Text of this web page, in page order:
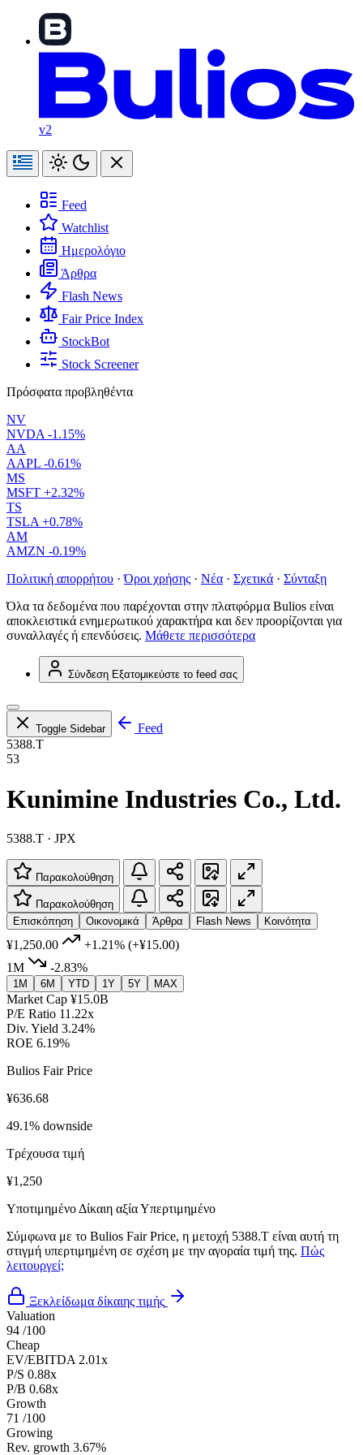
v2
Feed
Watchlist
Ημερολόγιο
Άρθρα
Flash News
Fair Price Index
StockBot
Stock Screener
Πρόσφατα προβληθέντα
NV
NVDA -1.15%
AA
AAPL -0.61%
MS
MSFT +2.32%
TS
TSLA +0.78%
AM
AMZN -0.19%
Πολιτική απορρήτου · Όροι χρήσης · Νέα · Σχετικά · Σύνταξη
Όλα τα δεδομένα που παρέχονται στην πλατφόρμα Bulios είναι
αποκλειστικά ενημερωτικού χαρακτήρα και δεν προορίζονται για
συναλλαγές ή επενδύσεις. Μάθετε περισσότερα
Σύνδεση Εξατομικεύστε το feed σας
Toggle Sidebar
Feed
5388.T
53
Kunimine Industries Co., Ltd.
5388.T · JPX
Παρακολούθηση
Παρακολούθηση
Επισκόπηση
Οικονομικά Άρθρα Flash News Κοινότητα
¥1,250.00 +1.21% (+¥15.00)
1M
-2.83%
1M 6M YTD 1Y 5Y MAX
Market Cap ¥15.0B
P/E Ratio 11.22x
Div. Yield 3.24%
ROE 6.19%
Bulios Fair Price
¥636.68
49.1% downside
Τρέχουσα τιμή
¥1,250
Υποτιμημένο Δίκαιη αξίαΥπερτιμημένο
Σύμφωνα με το Bulios Fair Price, η μετοχή 5388.T είναι αυτή τη
στιγμή υπερτιμημένη σε σχέση με την αγοραία τιμή της. Πώς
λειτουργεί;
Ξεκλείδωμα δίκαιης τιμής
Valuation
94 /100
Cheap
EV/EBITDA 2.01x
P/S 0.88x
P/B 0.68x
Growth
71 /100
Growing
Rev. growth 3.67%